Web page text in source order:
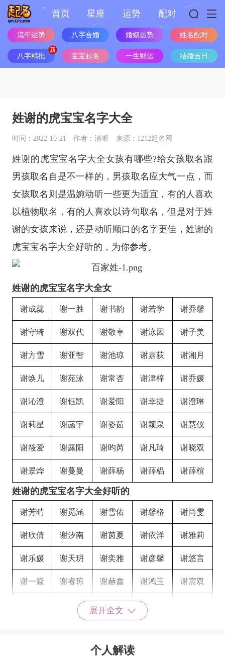
首页 星座 运势 配对
流年运势 八字合婚 婚姻运势 姓名配对
八字精批 宝宝起名 一生财运 结婚吉日
姓谢的虎宝宝名字大全
时间：2022-10-21 作者：清晰 来源：1212起名网
姓谢的虎宝宝名字大全女孩有哪些?给女孩取名跟
男孩取名自是不一样的，男孩取名应大气一点，而
女孩取名则是温婉动听一些更为适宜，有的人喜欢
以植物取名，有的人喜欢以诗句取名，但是对于姓
谢的女孩来说，还是动听顺口的名字更佳，姓谢的
虎宝宝名字大全好听的，为你参考。
姓谢的虎宝宝名字大全女
谢成蕊 谢一胜 谢书韵 谢若学 谢乔馨
谢守琦 谢双代 谢敬卓 谢泳因 谢子美
谢方雪 谢亚智 谢池琼 谢嘉荻 谢湘月
谢焕儿 谢苑泳 谢常杏 谢津梓 谢乔媛
谢沁澄 谢钰凯 谢爱阳 谢幸捷 谢澄琳
谢莉星 谢菡宇 谢姿茹 谢颖泉 谢慧仪
谢筱爱 谢露阳 谢昀芮 谢凡琦 谢晓双
谢景烨 谢蔓曼 谢薛杨 谢薛榀 谢薛楦
姓谢的虎宝宝名字大全好听的
谢芳晴 谢觅涵 谢雪佑 谢馨格 谢尚雯
谢欣倩 谢汐南 谢茵夏 谢依洋 谢雅莉
谢乐媛 谢天玥 谢奕雅 谢彦馨 谢悠言
谢一焱 谢睿琼 谢赫鑫 谢鸿玉 谢宸双
谢茹玉 谢铭欣 谢鹉薏
谢萧楹
展开全文
个人解读